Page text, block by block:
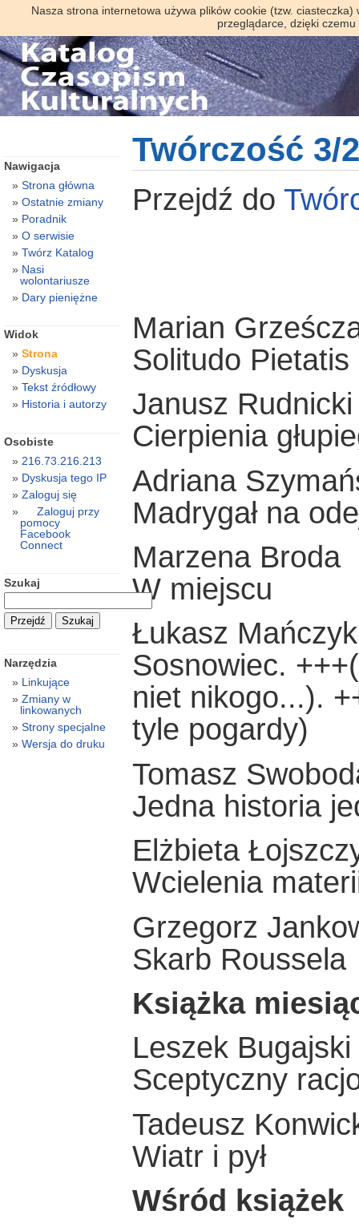
Nasza strona internetowa używa plików cookie (tzw.
przeglądarce, dzięki
Twórczość 3/
Przejdź do
Marian
Solitudo Pietatis
Janusz Rudnicki
Cierpienia
Adriana
Madrygał na
Marzena Broda
W miejscu
Łukasz Mańczyk
Sosnowiec.
niet nikogo...).
tyle pogardy)
Tomasz
Jedna historia
Elżbieta
Wcielenia
Grzegorz
Skarb Roussela
Książka
Leszek Bugajski
Sceptyczny
Tadeusz
Wiatr i pył
Wśród książek
Nawigacja
Strona główna
Ostatnie zmiany
Poradnik
O serwisie
Twórz Katalog
Nasi
wolontariusze
Dary pieniężne
Widok
Strona
Dyskusja
Tekst źródłowy
Historia i autorzy
Osobiste
216.73.216.213
Dyskusja tego IP
Zaloguj się
Zaloguj przy
pomocy
Facebook
Connect
Szukaj
Narzędzia
Linkujące
Zmiany w
linkowanych
Strony specjalne
Wersja do druku